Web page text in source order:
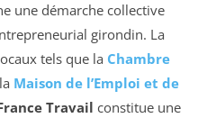
une démarche collective
girondin. La
tels que la Chambre
Maison de l’Emploi et de
Travail constitue une